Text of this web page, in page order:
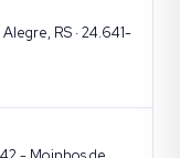
RS · 24.641-